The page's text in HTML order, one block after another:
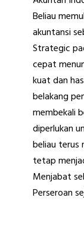
Beliau
akuntansi
Strategic
cepat
kuat dan
belakang
membekali
diperlukan
beliau terus
tetap
Menjabat
Perseroan